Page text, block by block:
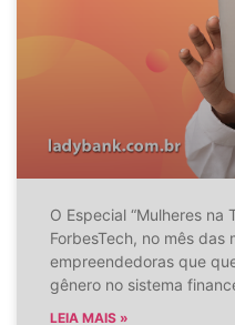
O Especial “Mulheres na
ForbesTech, no mês
empreendedoras que
gênero no sistema
LEIA MAIS »